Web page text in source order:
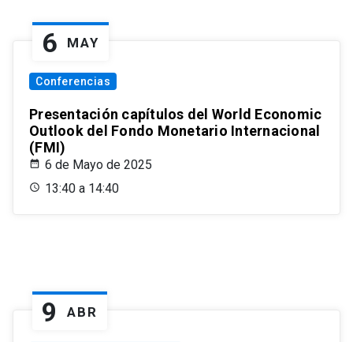
6 MAY
Conferencias
Presentación capítulos del World Economic
Outlook del Fondo Monetario Internacional
(FMI)
6 de Mayo de 2025
13:40 a 14:40
9 ABR